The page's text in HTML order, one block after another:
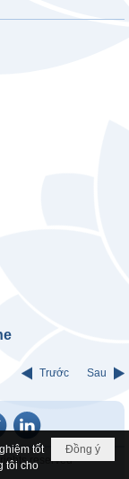
Trước Sau
reserved
Đồng ý
tốt
tôi cho